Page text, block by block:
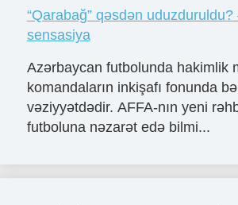
“Qarabağ” qəsdən
sensasiya
Azərbaycan futbolunda hakimlik
komandaların inkişafı fonunda
vəziyyətdədir. AFFA-nın yeni
futboluna nəzarət edə bilmi...